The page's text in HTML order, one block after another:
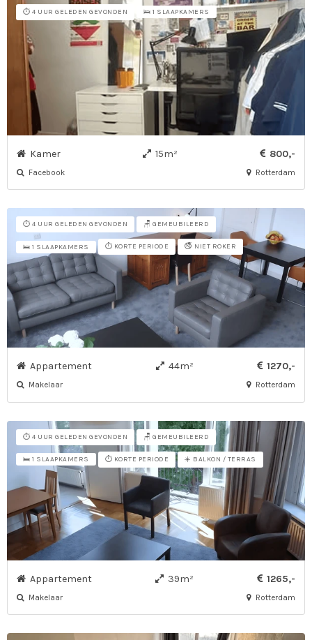
⏱️ 4 UUR GELEDEN GEVONDEN 🛌 1 SLAAPKAMERS
Kamer 15m² 800,-
Facebook Rotterdam
⏱️ 4 UUR GELEDEN GEVONDEN 🪑 GEMEUBILEERD
🛌 1 SLAAPKAMERS ⏱️ KORTE PERIODE 🚭 NIET ROKER
Appartement 44m² 1270,-
Makelaar Rotterdam
⏱️ 4 UUR GELEDEN GEVONDEN 🪑 GEMEUBILEERD
🛌 1 SLAAPKAMERS ⏱️ KORTE PERIODE ☀️ BALKON / TERRAS
Appartement 39m² 1265,-
Makelaar Rotterdam